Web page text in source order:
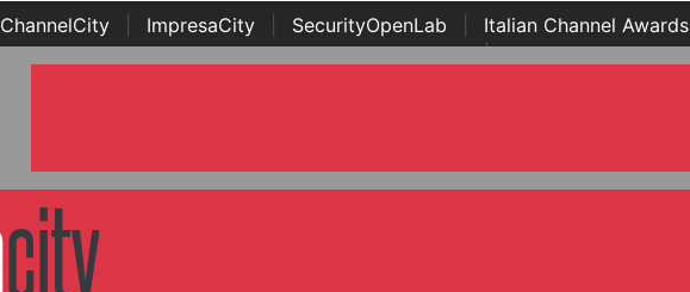
ChannelCity ImpresaCity SecurityOpenLab Italian Channel Awards
Awards | ...